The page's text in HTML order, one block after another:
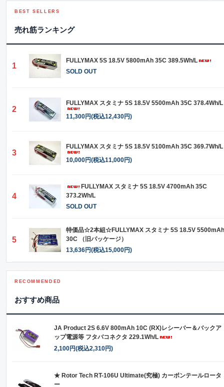
BEST SELLERS
売れ筋ランキング
1
FULLYMAX 5S 18.5V 5800mAh 35C 389.5Wh/L
SOLD OUT
2
FULLYMAX スタミナ 5S 18.5V 5500mAh 35C 378.4Wh/L
11,300円(税込12,430円)
3
FULLYMAX スタミナ 5S 18.5V 5100mAh 35C 369.7Wh/L
10,000円(税込11,000円)
4
FULLYMAX スタミナ 5S 18.5V 4700mAh 35C
373.2Wh/L
SOLD OUT
5
特価品☆2本組☆FULLYMAX スタミナ 5S 18.5V 5500mAh
30C （旧パッケージ）
13,636円(税込15,000円)
RECOMMENDED
おすすめ商品
JA Product 2S 6.6V 800mAh 10C (RX)レシーバー＆バックア
ップ電源等 フタバコネクタ 229.1Wh/L
2,100円(税込2,310円)
★ Rotor Tech RT-106U Ultimate(究極) カーボンテールロータ
ー